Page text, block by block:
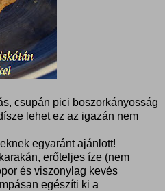
csupán pici boszorkányosság
lehet ez az igazán nem
egyaránt ajánlott!
erőteljes íze (nem
és viszonylag kevés
egészíti ki a